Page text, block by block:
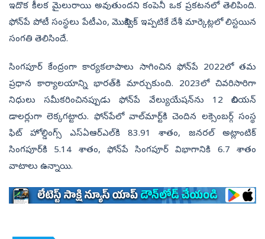
ఇదొక కీలక మైలురాయి అవుతుందని కంపెనీ ఒక ప్రకటనలో తెలిపింది.
ఫోన్‌పే పోటీ సంస్థలు పేటీఎం, మొబిక్విక్‌ ఇప్పటికే దేశీ మార్కెట్లలో లిస్టయిన
సంగతి తెలిసిందే.
సింగపూర్‌ కేంద్రంగా కార్యకలాపాలు సాగించిన ఫోన్‌పే 2022లో తమ
ప్రధాన కార్యాలయాన్ని భారత్‌కి మార్చుకుంది. 2023లో చివరిసారిగా
నిధులు సమీకరించినప్పుడు ఫోన్‌పే వేల్యుయేషన్‌ను 12 బిలియన్‌
డాలర్లుగా లెక్కగట్టారు. ఫోన్‌పేలో వాల్‌మార్ట్‌కి చెందిన లక్సెంబర్గ్‌ సంస్థ
ఫిట్‌ హోల్డింగ్స్‌ ఎస్‌ఏఆర్‌ఎల్‌కి 83.91 శాతం, జనరల్‌ అట్లాంటిక్‌
సింగపూర్‌కి 5.14 శాతం, ఫోన్‌పే సింగపూర్‌ విభాగానికి 6.7 శాతం
వాటాలు ఉన్నాయి.